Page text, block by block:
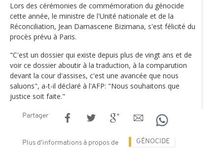
Lors des cérémonies de commémoration du génocide
cette année, le ministre de l'Unité nationale et de la
Réconciliation, Jean Damascene Bizimana, s'est félicité du
procès prévu à Paris.
"C'est un dossier qui existe depuis plus de vingt ans et de
voir ce dossier aboutir à la traduction, à la comparution
devant la cour d'assises, c'est une avancée que nous
saluons", a-t-il déclaré à l'AFP: "Nous souhaitons que
justice soit faite."
Partager
Plus d'informations à propos de GÉNOCIDE